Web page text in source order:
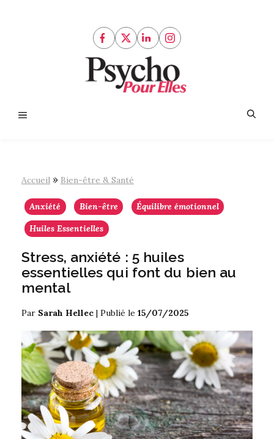
Accueil » Bien-être & Santé
Anxiété Bien-être
Équilibre émotionnel
Huiles Essentielles
Stress, anxiété : 5 huiles
essentielles qui font du bien au
mental
Par Sarah Hellec | Publié le 15/07/2025